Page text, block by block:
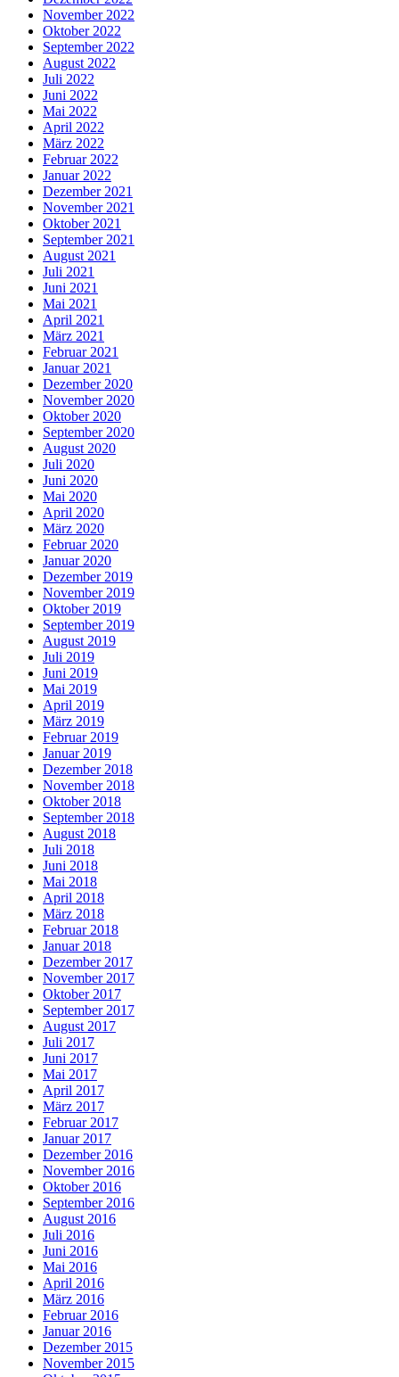
November 2022
Oktober 2022
September 2022
August 2022
Juli 2022
Juni 2022
Mai 2022
April 2022
März 2022
Februar 2022
Januar 2022
Dezember 2021
November 2021
Oktober 2021
September 2021
August 2021
Juli 2021
Juni 2021
Mai 2021
April 2021
März 2021
Februar 2021
Januar 2021
Dezember 2020
November 2020
Oktober 2020
September 2020
August 2020
Juli 2020
Juni 2020
Mai 2020
April 2020
März 2020
Februar 2020
Januar 2020
Dezember 2019
November 2019
Oktober 2019
September 2019
August 2019
Juli 2019
Juni 2019
Mai 2019
April 2019
März 2019
Februar 2019
Januar 2019
Dezember 2018
November 2018
Oktober 2018
September 2018
August 2018
Juli 2018
Juni 2018
Mai 2018
April 2018
März 2018
Februar 2018
Januar 2018
Dezember 2017
November 2017
Oktober 2017
September 2017
August 2017
Juli 2017
Juni 2017
Mai 2017
April 2017
März 2017
Februar 2017
Januar 2017
Dezember 2016
November 2016
Oktober 2016
September 2016
August 2016
Juli 2016
Juni 2016
Mai 2016
April 2016
März 2016
Februar 2016
Januar 2016
Dezember 2015
November 2015